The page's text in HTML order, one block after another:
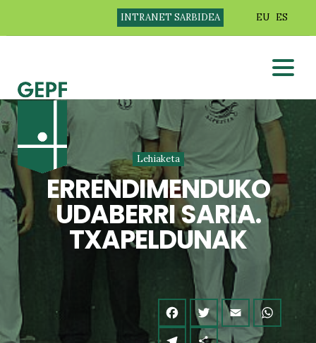
INTRANET SARBIDEA EU ES
Lehiaketa
ERRENDIMENDUKO
UDABERRI SARIA.
TXAPELDUNAK